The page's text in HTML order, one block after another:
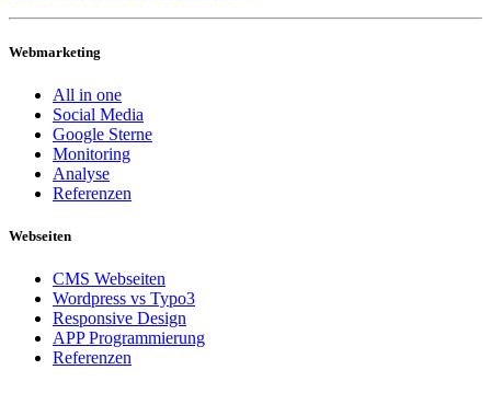
Webmarketing
All in one
Social Media
Google Sterne
Monitoring
Analyse
Referenzen
Webseiten
CMS Webseiten
Wordpress vs Typo3
Responsive Design
APP Programmierung
Referenzen